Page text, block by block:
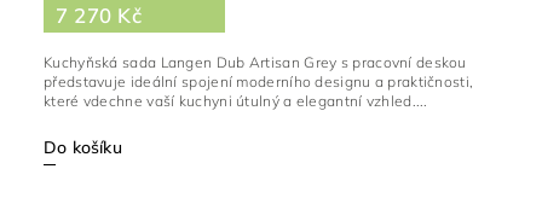
7 270 Kč
Do košíku
Kuchyňská sada Langen Dub Artisan Grey s pracovní deskou
představuje ideální spojení moderního designu a praktičnosti,
které vdechne vaší kuchyni útulný a elegantní vzhled....